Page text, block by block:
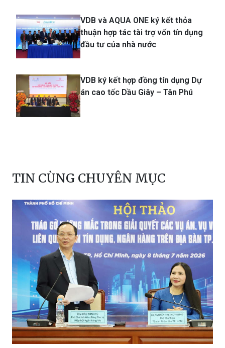
VDB và AQUA ONE ký kết thỏa
thuận hợp tác tài trợ vốn tín dụng
đầu tư của nhà nước
VDB ký kết hợp đồng tín dụng Dự
án cao tốc Dầu Giây – Tân Phú
TIN CÙNG CHUYÊN MỤC